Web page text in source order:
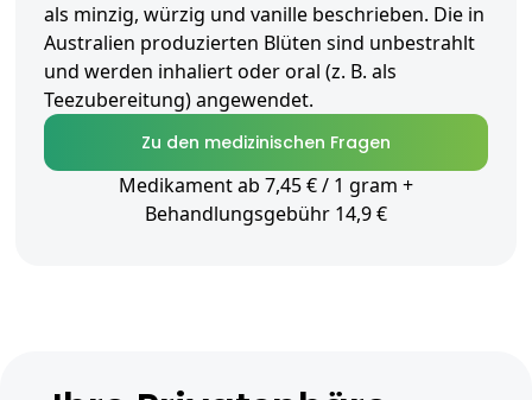
als minzig, würzig und vanille beschrieben. Die in
Australien produzierten Blüten sind unbestrahlt
und werden inhaliert oder oral (z. B. als
Teezubereitung) angewendet.
Zu den medizinischen Fragen
Medikament ab 7,45 € / 1 gram +
Behandlungsgebühr 14,9 €